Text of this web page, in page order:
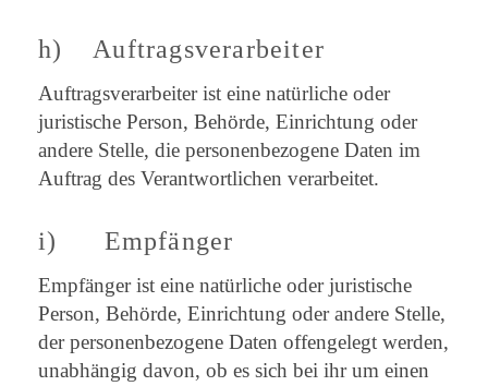
h) Auftragsverarbeiter
Auftragsverarbeiter ist eine natürliche oder
juristische Person, Behörde, Einrichtung oder
andere Stelle, die personenbezogene Daten im
Auftrag des Verantwortlichen verarbeitet.
i) Empfänger
Empfänger ist eine natürliche oder juristische
Person, Behörde, Einrichtung oder andere Stelle,
der personenbezogene Daten offengelegt werden,
unabhängig davon, ob es sich bei ihr um einen